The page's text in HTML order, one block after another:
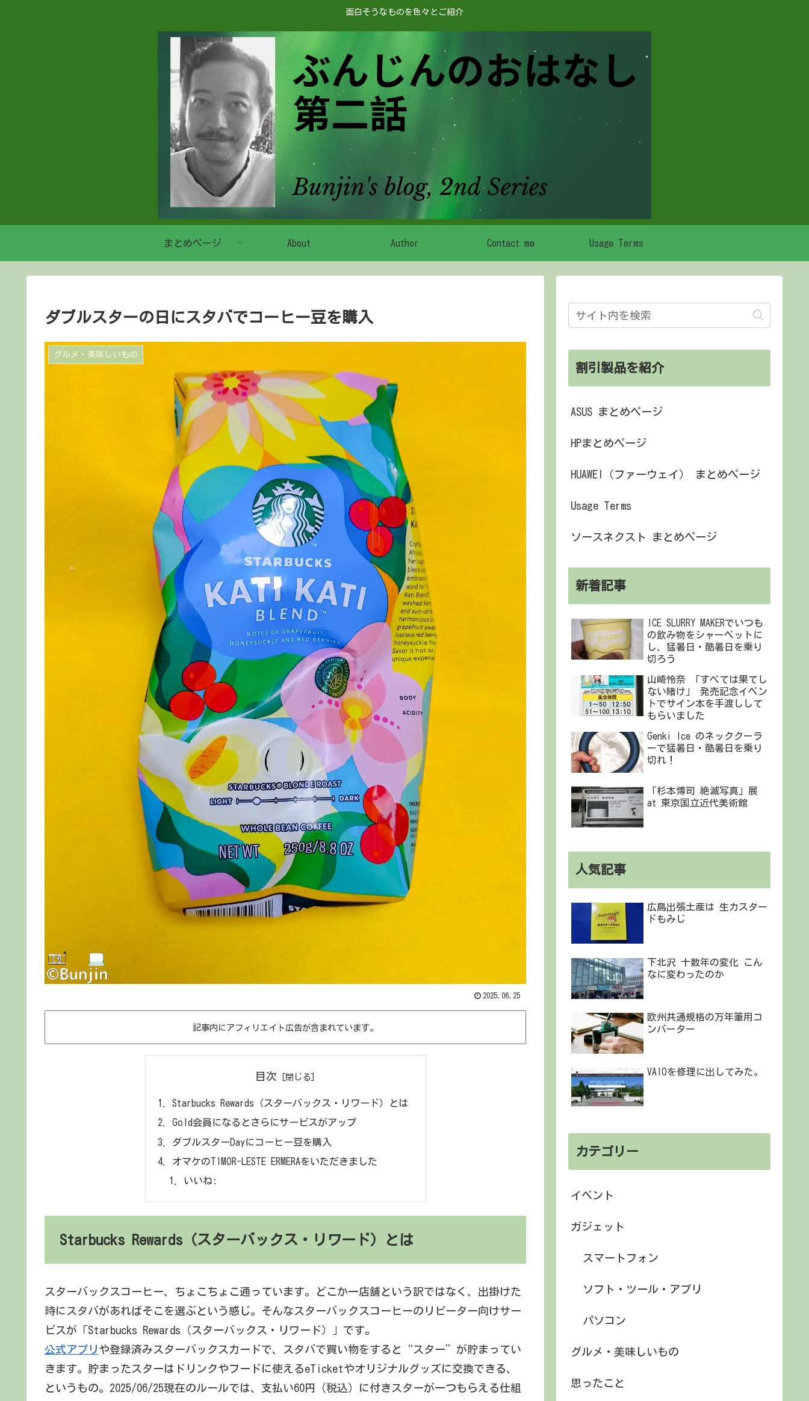
面白そうなものを色々とご紹介
まとめページ About Author Contact me Usage Terms
ダブルスターの日にスタバでコーヒー豆を購入
グルメ・美味しいもの
2025.06.25
記事内にアフィリエイト広告が含まれています。
目次
Starbucks Rewards（スターバックス・リワード）とは
Gold会員になるとさらにサービスがアップ
ダブルスターDayにコーヒー豆を購入
オマケのTIMOR-LESTE ERMERAをいただきました
いいね:
Starbucks Rewards（スターバックス・リワード）とは
スターバックスコーヒー、ちょこちょこ通っています。どこか一店舗という訳ではなく、出掛けた
時にスタバがあればそこを選ぶという感じ。そんなスターバックスコーヒーのリピーター向けサー
ビスが「Starbucks Rewards（スターバックス・リワード）」です。
公式アプリ や登録済みスターバックスカードで、スタバで買い物をすると“スター”が貯まってい
きます。貯まったスターはドリンクやフードに使えるeTicketやオリジナルグッズに交換できる、
というもの。2025/06/25現在のルールでは、支払い60円（税込）に付きスターが一つもらえる仕組
割引製品を紹介
ASUS まとめページ
HPまとめページ
HUAWEI（ファーウェイ） まとめページ
Usage Terms
ソースネクスト まとめページ
新着記事
ICE SLURRY MAKERでいつも
の飲み物をシャーベットに
し、猛暑日・酷暑日を乗り
切ろう
山崎怜奈 「すべては果てし
ない賭け」 発売記念イベン
トでサイン本を手渡しして
もらいました
Genki Ice のネッククーラ
ーで猛暑日・酷暑日を乗り
切れ！
「杉本博司 絶滅写真」展
at 東京国立近代美術館
人気記事
広島出張土産は 生カスター
ドもみじ
下北沢 十数年の変化 こん
なに変わったのか
欧州共通規格の万年筆用コ
ンバーター
VAIOを修理に出してみた。
カテゴリー
イベント
ガジェット
スマートフォン
ソフト・ツール・アプリ
パソコン
グルメ・美味しいもの
思ったこと